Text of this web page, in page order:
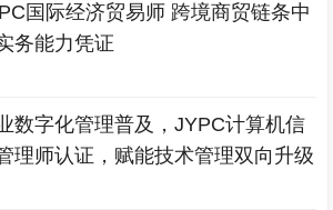
国际经济贸易师 跨境商贸链条中
务能力凭证
数字化管理普及，JYPC计算机信
理师认证，赋能技术管理双向升级